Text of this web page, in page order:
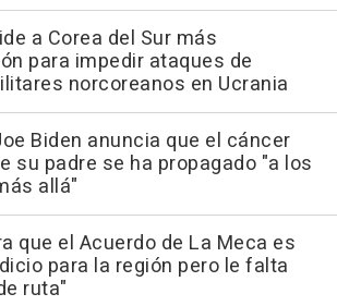
a Corea del Sur más
para impedir ataques de
norcoreanos en Ucrania
Biden anuncia que el cáncer
su padre se ha propagado "a los
allá"
que el Acuerdo de La Meca es
para la región pero le falta
ruta"